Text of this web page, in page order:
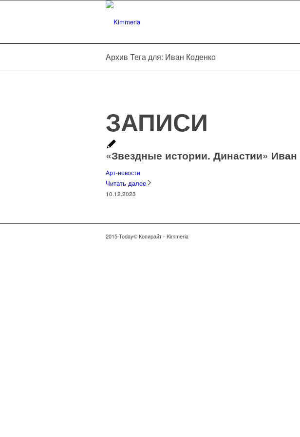
Архив Тега для: Иван Коденко
ЗАПИСИ
«Звездные истории. Династии»
Арт-новости
Читать далее
10.12.2023
2015-Today© Копирайт - Kimmeria